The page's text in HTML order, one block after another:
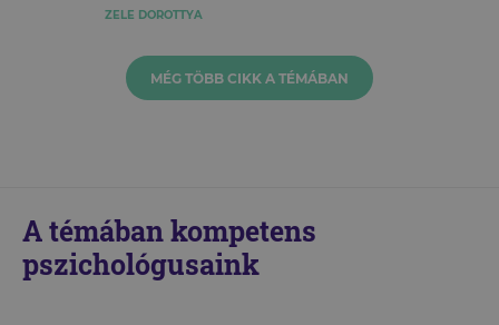
ZELE DOROTTYA
MÉG TÖBB CIKK A TÉMÁBAN
A témában kompetens
pszichológusaink